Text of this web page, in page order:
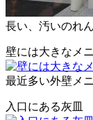
長い、汚いのれ
壁には大きなメ
最近多い外壁メ
入口にある灰皿